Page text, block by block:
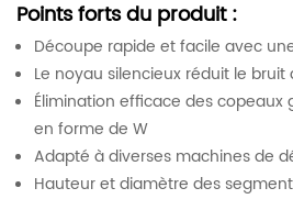
Points forts du produit :
Découpe rapide et facile avec
Le noyau silencieux réduit le bruit
Élimination efficace des copeaux
en forme de W
Adapté à diverses machines de
Hauteur et diamètre des